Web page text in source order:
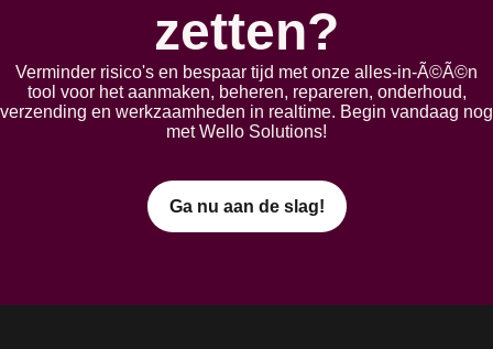
zetten?
Verminder risico's en bespaar tijd met onze alles-in-Ã©Ã©n
tool voor het aanmaken, beheren, repareren, onderhoud,
verzending en werkzaamheden in realtime. Begin vandaag nog
met Wello Solutions!
Ga nu aan de slag!